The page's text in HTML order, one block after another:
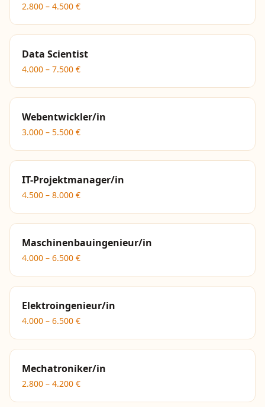
2.800 – 4.500 €
Data Scientist
4.000 – 7.500 €
Webentwickler/in
3.000 – 5.500 €
IT-Projektmanager/in
4.500 – 8.000 €
Maschinenbauingenieur/in
4.000 – 6.500 €
Elektroingenieur/in
4.000 – 6.500 €
Mechatroniker/in
2.800 – 4.200 €